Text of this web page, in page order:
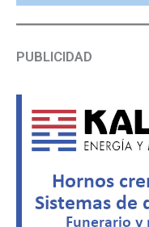
PUBLICIDAD